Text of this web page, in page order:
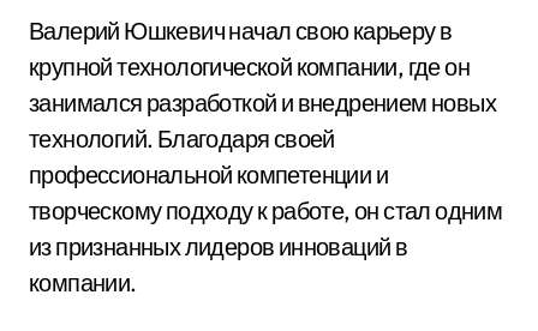
Валерий Юшкевич начал свою карьеру в
крупной технологической компании, где он
занимался разработкой и внедрением новых
технологий. Благодаря своей
профессиональной компетенции и
творческому подходу к работе, он стал одним
из признанных лидеров инноваций в
компании.